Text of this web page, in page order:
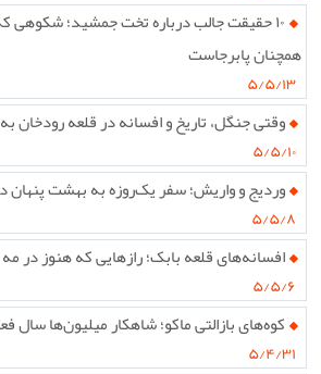
همچنان پابرجاست
۵/۵/۱۳
وقتی جنگل، تاریخ و افسانه در قلعه
۵/۵/۱۰
وردیج و واریش؛ سفر یک‌روزه به بهشت پنهان
۵/۵/۸
افسانه‌های قلعه بابک؛ رازهایی که هنوز در مه
۵/۵/۶
کوه‌های بازالتی ماکو؛ شاهکار میلیون‌ها سال
۵/۴/۳۱